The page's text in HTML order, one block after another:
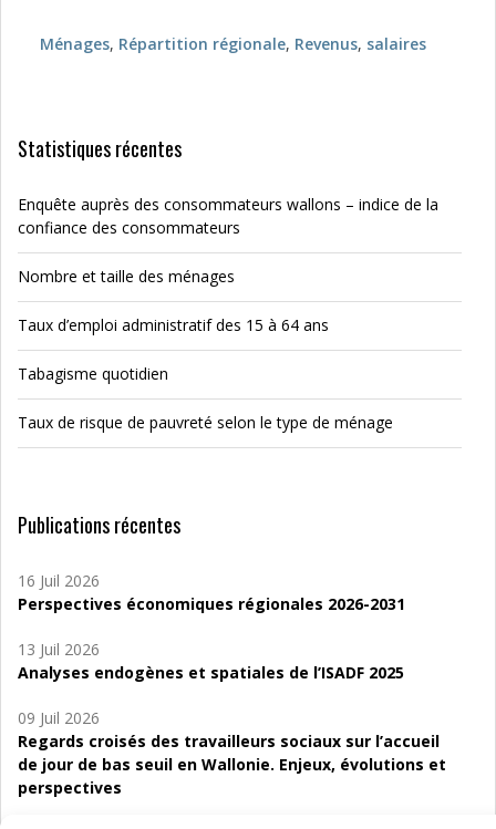
Ménages, Répartition régionale, Revenus, salaires
Statistiques récentes
Enquête auprès des consommateurs wallons – indice de la
confiance des consommateurs
Nombre et taille des ménages
Taux d’emploi administratif des 15 à 64 ans
Tabagisme quotidien
Taux de risque de pauvreté selon le type de ménage
Publications récentes
16 Juil 2026
Perspectives économiques régionales 2026-2031
13 Juil 2026
Analyses endogènes et spatiales de l’ISADF 2025
09 Juil 2026
Regards croisés des travailleurs sociaux sur l’accueil
de jour de bas seuil en Wallonie. Enjeux, évolutions et
perspectives